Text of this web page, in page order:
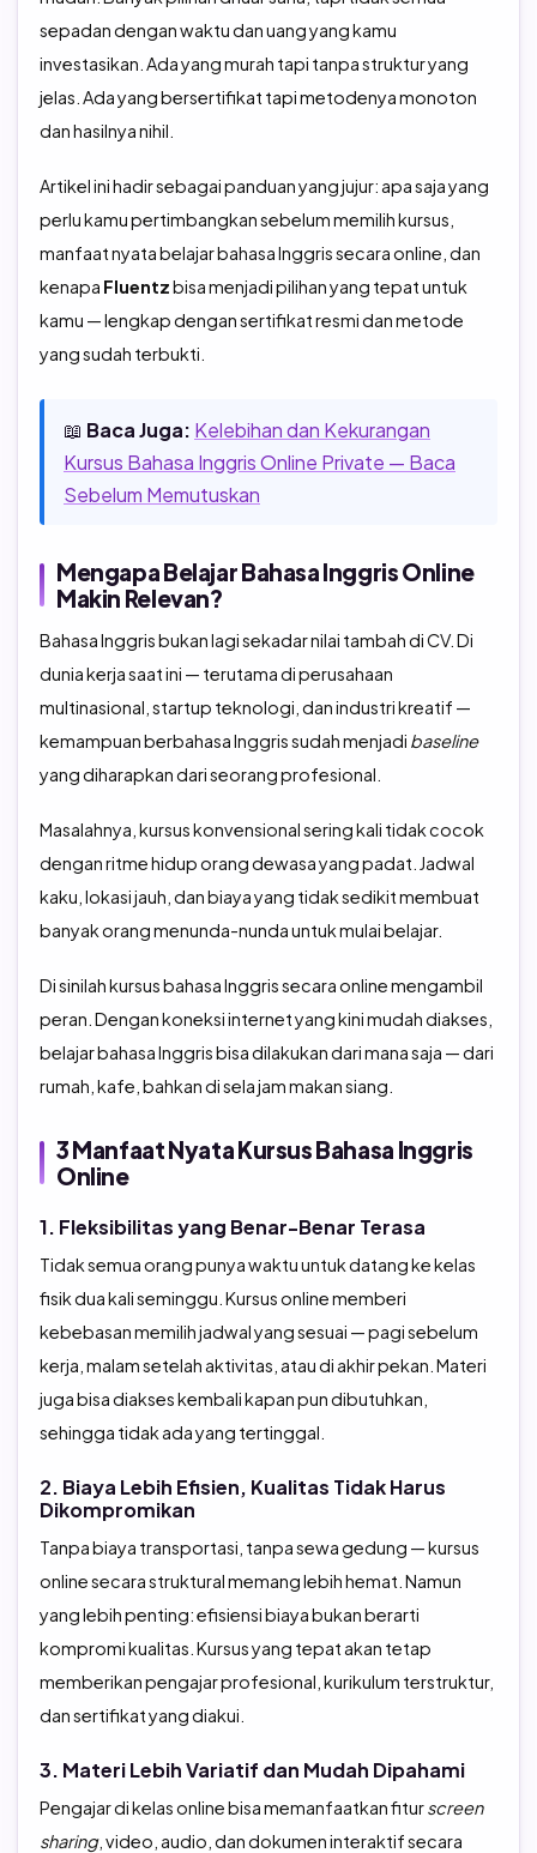
sepadan dengan waktu dan uang yang kamu
investasikan. Ada yang murah tapi tanpa struktur yang
jelas. Ada yang bersertifikat tapi metodenya monoton
dan hasilnya nihil.
Artikel ini hadir sebagai panduan yang jujur: apa saja yang
perlu kamu pertimbangkan sebelum memilih kursus,
manfaat nyata belajar bahasa Inggris secara online, dan
kenapa Fluentzbisa menjadi pilihan yang tepat untuk
kamu — lengkap dengan sertifikat resmi dan metode
yang sudah terbukti.
📖 Baca Juga: Kelebihan dan Kekurangan
Kursus Bahasa Inggris Online Private — Baca
Sebelum Memutuskan
Mengapa Belajar Bahasa Inggris Online
Makin Relevan?
Bahasa Inggris bukan lagi sekadar nilai tambah di CV. Di
dunia kerja saat ini — terutama di perusahaan
multinasional, startup teknologi, dan industri kreatif —
kemampuan berbahasa Inggris sudah menjadi baseline
yang diharapkan dari seorang profesional.
Masalahnya, kursus konvensional sering kali tidak cocok
dengan ritme hidup orang dewasa yang padat. Jadwal
kaku, lokasi jauh, dan biaya yang tidak sedikit membuat
banyak orang menunda-nunda untuk mulai belajar.
Di sinilah kursus bahasa Inggris secara online mengambil
peran. Dengan koneksi internet yang kini mudah diakses,
belajar bahasa Inggris bisa dilakukan dari mana saja — dari
rumah, kafe, bahkan di sela jam makan siang.
3 Manfaat Nyata Kursus Bahasa Inggris
Online
1. Fleksibilitas yang Benar-Benar Terasa
Tidak semua orang punya waktu untuk datang ke kelas
fisik dua kali seminggu. Kursus online memberi
kebebasan memilih jadwal yang sesuai — pagi sebelum
kerja, malam setelah aktivitas, atau di akhir pekan. Materi
juga bisa diakses kembali kapan pun dibutuhkan,
sehingga tidak ada yang tertinggal.
2. Biaya Lebih Efisien, Kualitas Tidak Harus
Dikompromikan
Tanpa biaya transportasi, tanpa sewa gedung — kursus
online secara struktural memang lebih hemat. Namun
yang lebih penting: efisiensi biaya bukan berarti
kompromi kualitas. Kursus yang tepat akan tetap
memberikan pengajar profesional, kurikulum terstruktur,
dan sertifikat yang diakui.
3. Materi Lebih Variatif dan Mudah Dipahami
Pengajar di kelas online bisa memanfaatkan fiturscreen
sharing, video, audio, dan dokumen interaktif secara